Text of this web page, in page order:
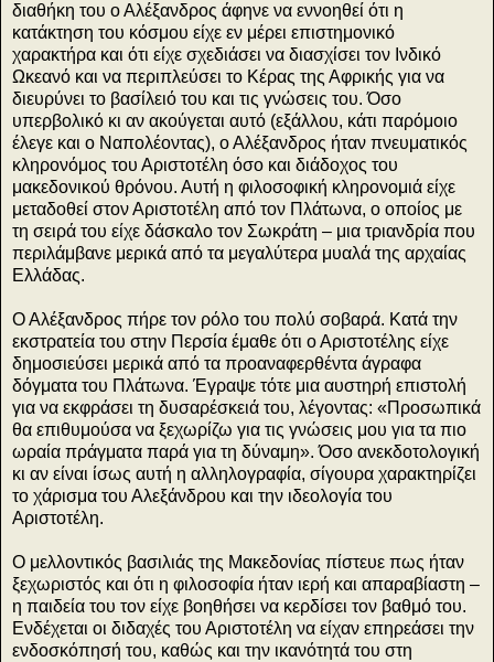
διαθήκη του ο Αλέξανδρος άφηνε να εννοηθεί ότι η
κατάκτηση του κόσμου είχε εν μέρει επιστημονικό
χαρακτήρα και ότι είχε σχεδιάσει να διασχίσει τον Ινδικό
Ωκεανό και να περιπλεύσει το Κέρας της Αφρικής για να
διευρύνει το βασίλειό του και τις γνώσεις του. Όσο
υπερβολικό κι αν ακούγεται αυτό (εξάλλου, κάτι παρόμοιο
έλεγε και ο Ναπολέοντας), ο Αλέξανδρος ήταν πνευματικός
κληρονόμος του Αριστοτέλη όσο και διάδοχος του
μακεδονικού θρόνου. Αυτή η φιλοσοφική κληρονομιά είχε
μεταδοθεί στον Αριστοτέλη από τον Πλάτωνα, ο οποίος με
τη σειρά του είχε δάσκαλο τον Σωκράτη – μια τριανδρία που
περιλάμβανε μερικά από τα μεγαλύτερα μυαλά της αρχαίας
Ελλάδας.
Ο Αλέξανδρος πήρε τον ρόλο του πολύ σοβαρά. Κατά την
εκστρατεία του στην Περσία έμαθε ότι ο Αριστοτέλης είχε
δημοσιεύσει μερικά από τα προαναφερθέντα άγραφα
δόγματα του Πλάτωνα. Έγραψε τότε μια αυστηρή επιστολή
για να εκφράσει τη δυσαρέσκειά του, λέγοντας: «Προσωπικά
θα επιθυμούσα να ξεχωρίζω για τις γνώσεις μου για τα πιο
ωραία πράγματα παρά για τη δύναμη». Όσο ανεκδοτολογική
κι αν είναι ίσως αυτή η αλληλογραφία, σίγουρα χαρακτηρίζει
το χάρισμα του Αλεξάνδρου και την ιδεολογία του
Αριστοτέλη.
Ο μελλοντικός βασιλιάς της Μακεδονίας πίστευε πως ήταν
ξεχωριστός και ότι η φιλοσοφία ήταν ιερή και απαραβίαστη –
η παιδεία του τον είχε βοηθήσει να κερδίσει τον βαθμό του.
Ενδέχεται οι διδαχές του Αριστοτέλη να είχαν επηρεάσει την
ενδοσκόπησή του, καθώς και την ικανότητά του στη